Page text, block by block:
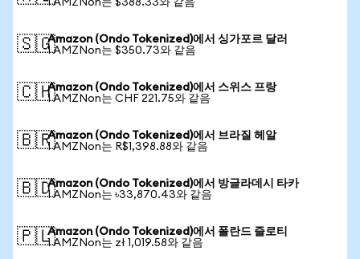
1 AMZNon는 $388.33와 같음
🇸🇬Amazon (Ondo Tokenized)에서 싱가포르 달러
1 AMZNon는 $350.73와 같음
🇨🇭Amazon (Ondo Tokenized)에서 스위스 프랑
1 AMZNon는 CHF 221.75와 같음
🇧🇷Amazon (Ondo Tokenized)에서 브라질 헤알
1 AMZNon는 R$1,398.88와 같음
🇧🇩Amazon (Ondo Tokenized)에서 방글라데시 타카
1 AMZNon는 ৳33,870.43와 같음
🇵🇱Amazon (Ondo Tokenized)에서 폴란드 즐로티
1 AMZNon는 zł 1,019.58와 같음